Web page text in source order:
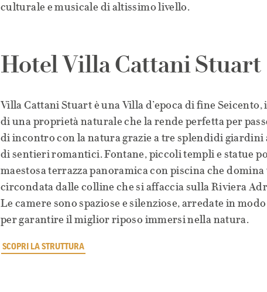
culturale e musicale di altissimo livello.
Hotel Villa Cattani Stuart
Villa Cattani Stuart è una Villa d’epoca di fine
di una proprietà naturale che la rende perfetta per
di incontro con la natura grazie a tre splendidi giardini
di sentieri romantici. Fontane, piccoli templi e statue
maestosa terrazza panoramica con piscina che domina
circondata dalle colline che si affaccia sulla Riviera
Le camere sono spaziose e silenziose, arredate in
per garantire il miglior riposo immersi nella natura.
SCOPRI LA STRUTTURA